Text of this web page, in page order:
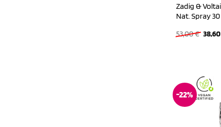
Zadig &
Nat. Spray
53,00€ 38,60
-22%